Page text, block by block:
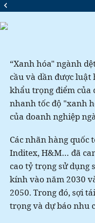
“Xanh hóa" ngành
cầu và dần được
khẩu trọng điểm của
nhanh tốc độ "xanh
của doanh nghiệp
Các nhãn hàng quốc
Inditex, H&M… đã
cao tỷ trọng sử dụng
kính vào năm 2030
2050. Trong đó, sợi
trọng và dự báo nhu